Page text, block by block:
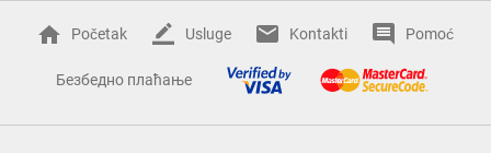
Početak Usluge Kontakti Pomoć
Безбедно плаћање